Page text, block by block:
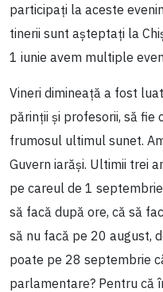
participați la aceste
tinerii sunt așteptați la
1 iunie avem multiple
Vineri dimineață a fost
părinții și profesorii, să fie
frumosul ultimul sunet.
Guvern iarăși. Ultimii trei
pe careul de 1
să facă după ore, că să
să nu facă pe 20 august,
poate pe 28 septembrie
parlamentare? Pentru că